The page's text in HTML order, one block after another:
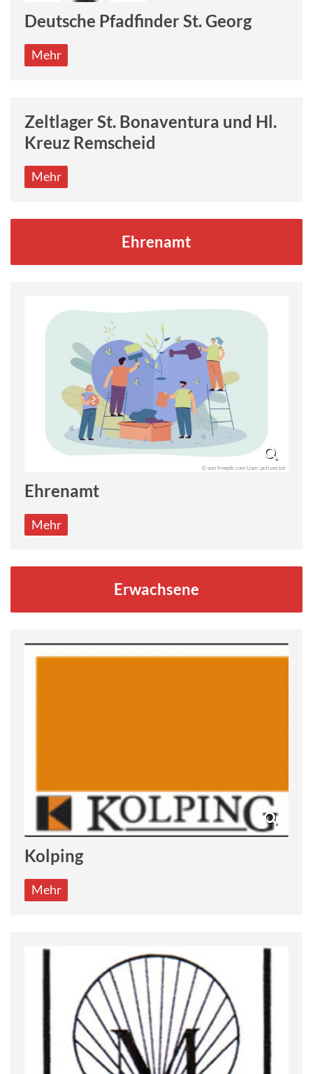
Deutsche Pfadfinder St. Georg
Mehr
Zeltlager St. Bonaventura und Hl.
Kreuz Remscheid
Mehr
Ehrenamt
© von freepik.com User: pch.vector
Ehrenamt
Mehr
Erwachsene
Kolping
Mehr